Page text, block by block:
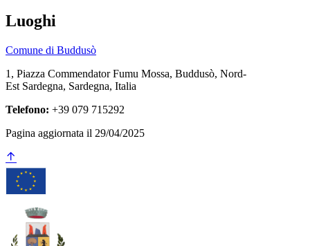
Luoghi
Comune di Buddusò
1, Piazza Commendator Fumu Mossa, Buddusò, Nord-
Est Sardegna, Sardegna, Italia
Telefono: +39 079 715292
Pagina aggiornata il 29/04/2025